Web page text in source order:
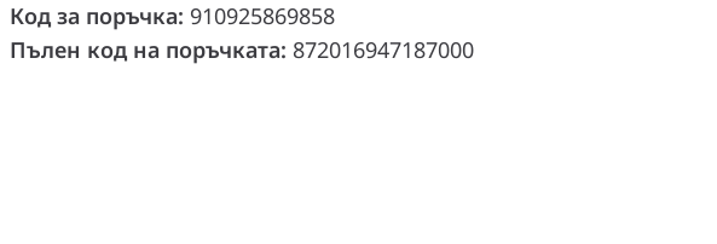
Код за поръчка: 910925869858
Пълен код на поръчката: 872016947187000